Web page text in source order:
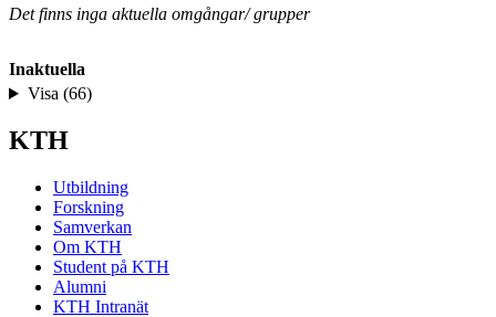
Det finns inga aktuella omgångar/ grupper
Inaktuella
Visa (66)
KTH
Utbildning
Forskning
Samverkan
Om KTH
Student på KTH
Alumni
KTH Intranät